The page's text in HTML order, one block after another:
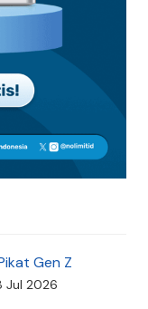
Gen Z
Jul 2026